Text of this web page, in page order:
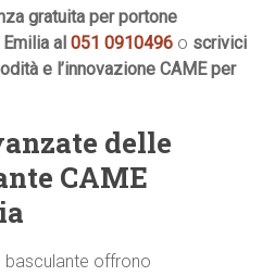
gratuita per portone
Emilia al051 0910496 o scrivici
e l’innovazione CAME per
delle
CAME
basculante offrono